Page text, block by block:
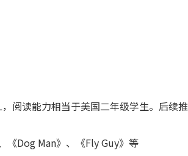
阅读能力相当于美国二年级学生。后续
《Dog Man》、《Fly Guy》等